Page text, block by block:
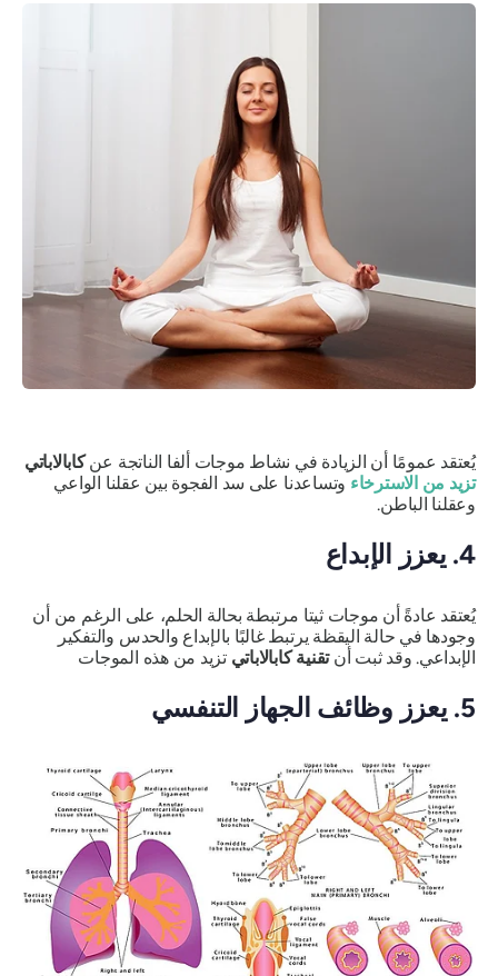
يُعتقد عمومًا أن الزيادة في نشاط موجات ألفا الناتجة عنكابالاباتي
تزيد من الاسترخاءوتساعدنا على سد الفجوة بين عقلنا الواعي
وعقلنا الباطن.
4. يعزز الإبداع
يُعتقد عادةً أن موجات ثيتا مرتبطة بحالة الحلم، على الرغم من أن
وجودها في حالة اليقظة يرتبط غالبًا بالإبداع والحدس والتفكير
الإبداعي. وقد ثبت أنتقنية كابالاباتيتزيد من هذه الموجات
5. يعزز وظائف الجهاز التنفسي